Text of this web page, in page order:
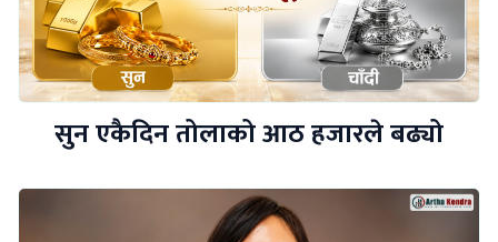
सुन एकैदिन तोलाको आठ हजारले बढ्यो